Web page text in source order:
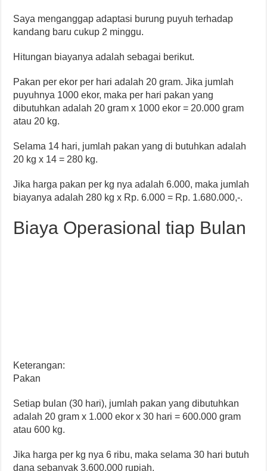
Saya menganggap adaptasi burung puyuh terhadap
kandang baru cukup 2 minggu.
Hitungan biayanya adalah sebagai berikut.
Pakan per ekor per hari adalah 20 gram. Jika jumlah
puyuhnya 1000 ekor, maka per hari pakan yang
dibutuhkan adalah 20 gram x 1000 ekor = 20.000 gram
atau 20 kg.
Selama 14 hari, jumlah pakan yang di butuhkan adalah
20 kg x 14 = 280 kg.
Jika harga pakan per kg nya adalah 6.000, maka jumlah
biayanya adalah 280 kg x Rp. 6.000 = Rp. 1.680.000,-.
Biaya Operasional tiap Bulan
Keterangan:
Pakan
Setiap bulan (30 hari), jumlah pakan yang dibutuhkan
adalah 20 gram x 1.000 ekor x 30 hari = 600.000 gram
atau 600 kg.
Jika harga per kg nya 6 ribu, maka selama 30 hari butuh
dana sebanyak 3.600.000 rupiah.